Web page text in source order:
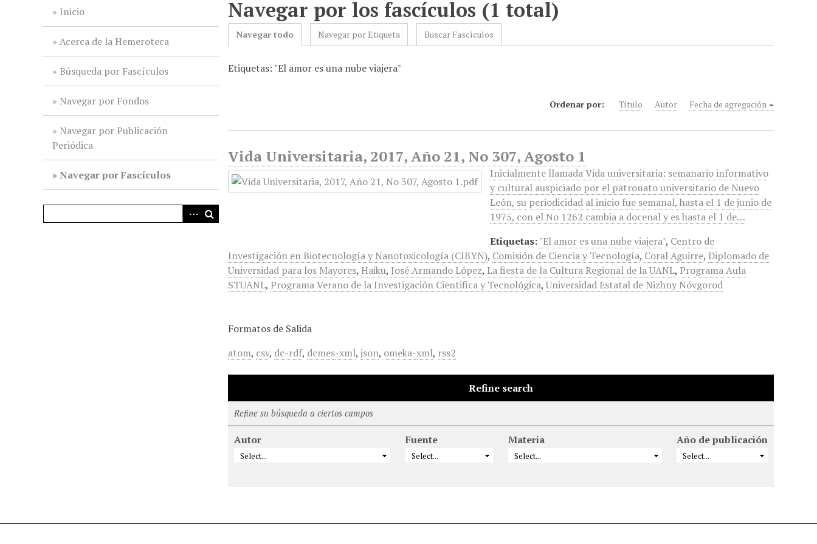
Inicio
Acerca de la Hemeroteca
Búsqueda por Fascículos
Navegar por Fondos
Navegar por Publicación
Periódica
Navegar por Fascículos
Navegar por los fascículos (1 total)
Navegar todo Navegar por Etiqueta Buscar Fascículos
Etiquetas: "El amor es una nube viajera"
Ordenar por: Título Autor Fecha de agregación
Vida Universitaria, 2017, Año 21, No 307, Agosto 1
Inicialmente llamada Vida universitaria: semanario informativo
y cultural auspiciado por el patronato universitario de Nuevo
León, su periodicidad al inicio fue semanal, hasta el 1 de junio de
1975, con el No 1262 cambia a docenal y es hasta el 1 de…
Etiquetas:"El amor es una nube viajera", Centro de
Investigación en Biotecnología y Nanotoxicología (CIBYN), Comisión de Ciencia y Tecnología, Coral Aguirre, Diplomado de
Universidad para los Mayores, Haiku, José Armando López, La fiesta de la Cultura Regional de la UANL, Programa Aula
STUANL, Programa Verano de la Investigación Cientifica y Tecnológica,Universidad Estatal de Nizhny Nóvgorod
Formatos de Salida
atom, csv, dc-rdf, dcmes-xml,json, omeka-xml, rss2
Refine search
Refine su búsqueda a ciertos campos
Autor Fuente Materia Año de publicación